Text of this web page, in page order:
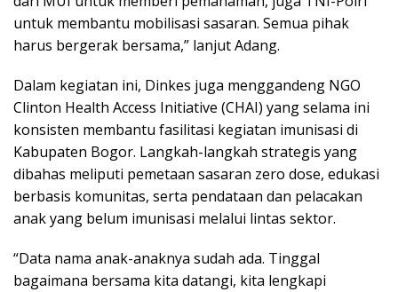
untuk membantu mobilisasi sasaran. Semua pihak
harus bergerak bersama,” lanjut Adang.
Dalam kegiatan ini, Dinkes juga menggandeng NGO
Clinton Health Access Initiative (CHAI) yang selama ini
konsisten membantu fasilitasi kegiatan imunisasi di
Kabupaten Bogor. Langkah-langkah strategis yang
dibahas meliputi pemetaan sasaran zero dose, edukasi
berbasis komunitas, serta pendataan dan pelacakan
anak yang belum imunisasi melalui lintas sektor.
“Data nama anak-anaknya sudah ada. Tinggal
bagaimana bersama kita datangi, kita lengkapi